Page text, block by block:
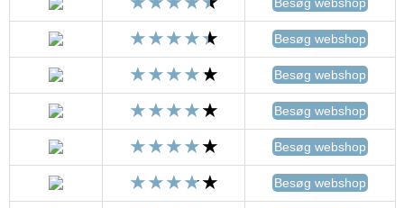
Besøg webshop
Besøg webshop
Besøg webshop
Besøg webshop
Besøg webshop